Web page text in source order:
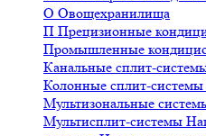
О Овощехранилища
П Прецизионные
Промышленные
Канальные сплит-
Колонные сплит-системы
Мультизональные
Мультисплит-системы